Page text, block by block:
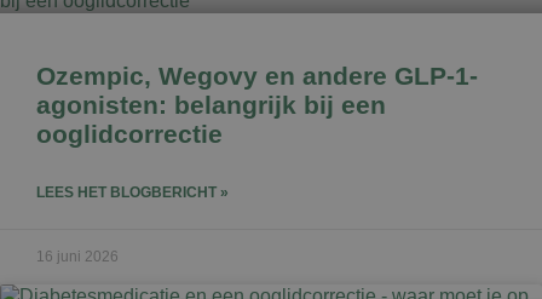
Ozempic, Wegovy en andere GLP-1-
agonisten: belangrijk bij een
ooglidcorrectie
LEES HET BLOGBERICHT »
16 juni 2026